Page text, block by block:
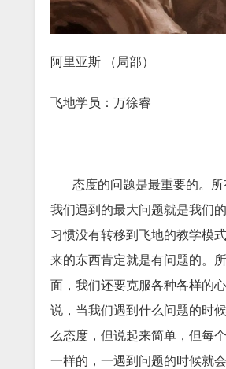
阿里亚斯 （局部）
飞地学员：万徐睿
态度的问题是最重要的。所
我们遇到的最大问题就是我们
习惯没有转移到飞地的教学模
来的东西肯定就是有问题的。
面，我们还要克服各种各样的
说，当我们遇到什么问题的时
么态度，但说起来简单，但每
一样的，一遇到问题的时候就